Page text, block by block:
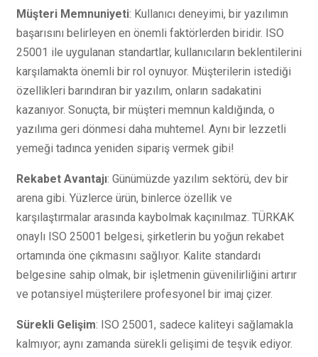
Müşteri Memnuniyeti: Kullanıcı deneyimi, bir yazılımın
başarısını belirleyen en önemli faktörlerden biridir. ISO
25001 ile uygulanan standartlar, kullanıcıların beklentilerini
karşılamakta önemli bir rol oynuyor. Müşterilerin istediği
özellikleri barındıran bir yazılım, onların sadakatini
kazanıyor. Sonuçta, bir müşteri memnun kaldığında, o
yazılıma geri dönmesi daha muhtemel. Aynı bir lezzetli
yemeği tadınca yeniden sipariş vermek gibi!
Rekabet Avantajı: Günümüzde yazılım sektörü, dev bir
arena gibi. Yüzlerce ürün, binlerce özellik ve
karşılaştırmalar arasında kaybolmak kaçınılmaz. TÜRKAK
onaylı ISO 25001 belgesi, şirketlerin bu yoğun rekabet
ortamında öne çıkmasını sağlıyor. Kalite standardı
belgesine sahip olmak, bir işletmenin güvenilirliğini artırır
ve potansiyel müşterilere profesyonel bir imaj çizer.
Sürekli Gelişim: ISO 25001, sadece kaliteyi sağlamakla
kalmıyor; aynı zamanda sürekli gelişimi de teşvik ediyor.